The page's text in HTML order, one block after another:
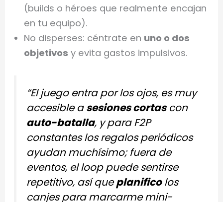
(builds o héroes que realmente encajan
en tu equipo).
No disperses: céntrate en uno o dos
objetivos y evita gastos impulsivos.
“El juego entra por los ojos, es muy
accesible asesiones cortascon
auto-batalla, y para F2P
constantes los regalos periódicos
ayudan muchísimo; fuera de
eventos, el loop puede sentirse
repetitivo, así queplanificolos
canjes para marcarme mini-